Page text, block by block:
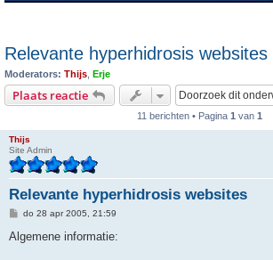
Relevante hyperhidrosis websites
Moderators: Thijs Erje
Plaats reactie
11 berichten • Pagina 1 van 1
Thijs
Site Admin
Relevante hyperhidrosis websites
B
r
i
do 28 apr 2005, 21:59
Algemene informatie: